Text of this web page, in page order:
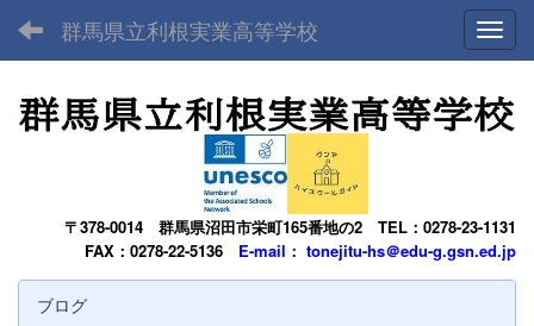
群馬県立利根実業高等学校
〒378-0014 群馬県沼田市栄町165番地の2 TEL：0278-23-1131
FAX：0278-22-5136 E-mail： tonejitu-hs＠edu-g.gsn.ed.jp
ブログ